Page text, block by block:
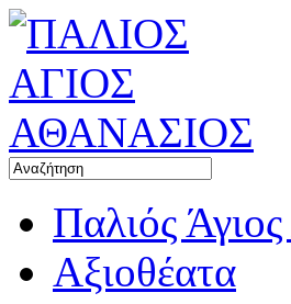
Παλιός
Αξιοθέατα